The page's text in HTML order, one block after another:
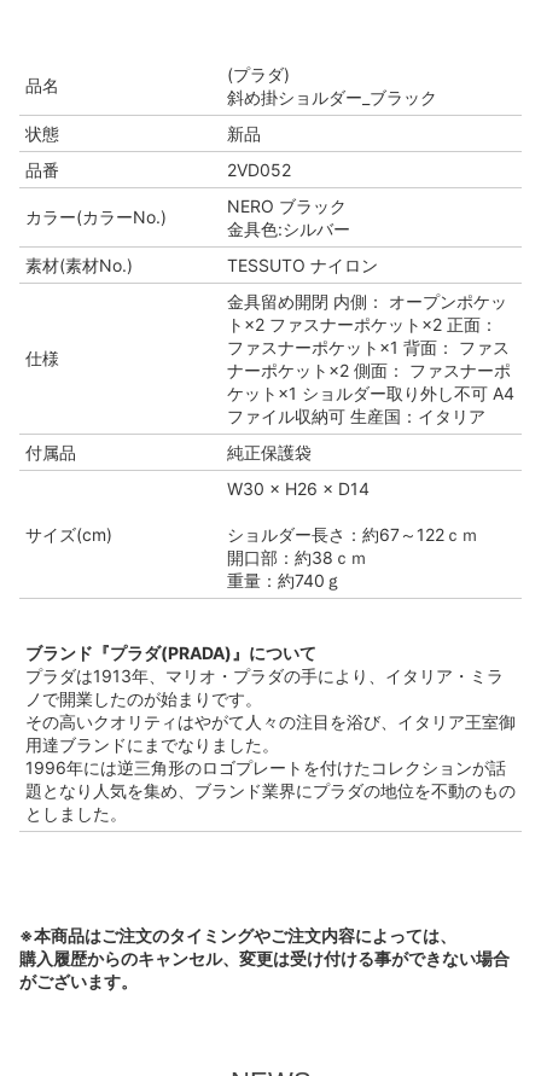
品名
(プラダ)
斜め掛ショルダー_ブラック
状態
新品
品番
2VD052
カラー(カラーNo.)
NERO ブラック
金具色:シルバー
素材(素材No.)
TESSUTO ナイロン
仕様
金具留め開閉 内側： オープンポケッ
ト×2 ファスナーポケット×2 正面：
ファスナーポケット×1 背面： ファス
ナーポケット×2 側面： ファスナーポ
ケット×1 ショルダー取り外し不可 A4
ファイル収納可 生産国：イタリア
付属品
純正保護袋
サイズ(cm)
W30 × H26 × D14
ショルダー長さ：約67～122ｃｍ
開口部：約38ｃｍ
重量：約740ｇ
ブランド『プラダ(PRADA)』について
プラダは1913年、マリオ・プラダの手により、イタリア・ミラ
ノで開業したのが始まりです。
その高いクオリティはやがて人々の注目を浴び、イタリア王室御
用達ブランドにまでなりました。
1996年には逆三角形のロゴプレートを付けたコレクションが話
題となり人気を集め、ブランド業界にプラダの地位を不動のもの
としました。
※本商品はご注文のタイミングやご注文内容によっては、
購入履歴からのキャンセル、変更は受け付ける事ができない場合
がございます。